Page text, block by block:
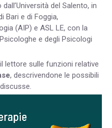
del Salento, in
Bari e di Foggia,
(AIP) e ASL LE, con la
e degli Psicologi
lettore sulle funzioni relative
, descrivendone le possibili